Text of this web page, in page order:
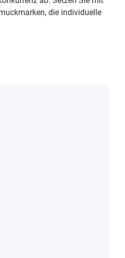
die individuelle